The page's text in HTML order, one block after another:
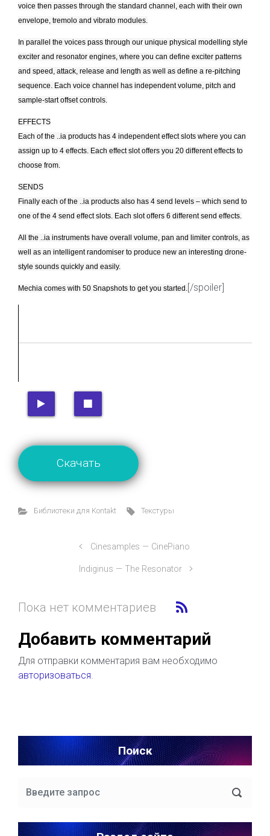
voice then passes through the standard channel, each with their own
envelope, tremolo and vibrato modules.
In parallel the voices pass through our unique physical modelling style
exciter and resonator engines, where you can define exciter patterns
and speed, attack, release and length as well as define a re-pitching
sequence. Each voice channel has independent volume, pitch and
sample-start offset controls.
EFFECTS
Each of the ..ia products has 4 independent effect slots where you can
assign up to 4 effects. Each effect slot offers you 20 different effects to
choose from.
SENDS
Finally each of the ..ia products also has 4 send levels – which send to
one of the 4 send effect slots. Each slot offers 6 different send effects.
All the ..ia instruments have overall volume, pan and limiter controls, as
well as an intelligent randomiser to produce new an interesting drone-
style sounds quickly and easily.
Mechia comes with 50 Snapshots to get you started.[/spoiler]
Скачать
Библиотеки для Kontakt Текстуры
Cinesamples — CinePiano
Indiginus — The Resonator
Пока нет комментариев
Добавить комментарий
Для отправки комментария вам необходимо
авторизоваться.
Поиск